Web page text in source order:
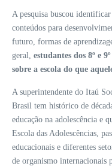
A pesquisa buscou
conteúdos para
futuro, formas de
geral, estudantes dos 8º e
sobre a escola do que
A superintendente do Itaú
Brasil tem histórico de
educação na adolescência e
Escola das Adolescências,
educacionais e diferentes
de organismo internacionais